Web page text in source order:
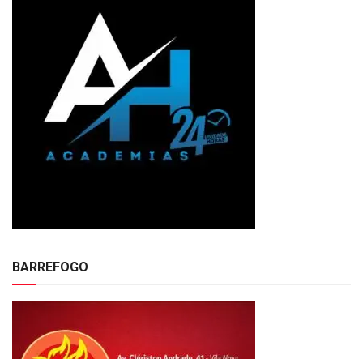
BARREFOGO